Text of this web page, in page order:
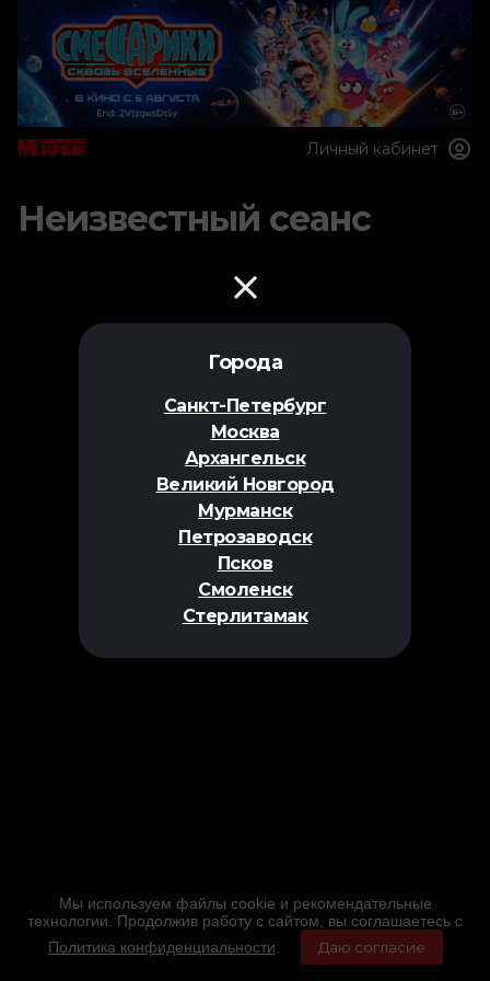
Города
Санкт-Петербург
Москва
Архангельск
Великий Новгород
Мурманск
Петрозаводск
Псков
Смоленск
Стерлитамак
Личный кабинет
Неизвестный сеанс
Мы используем файлы cookie и рекомендательные
технологии. Продолжив работу с сайтом, вы соглашаетесь с
Политика конфиденциальности
Даю согласие